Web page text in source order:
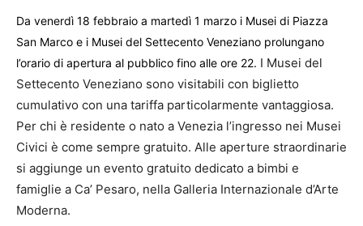
Da venerdì 18 febbraio a martedì 1 marzo i Musei di Piazza
San Marco e i Musei del Settecento Veneziano prolungano
l’orario di apertura al pubblico fino alle ore 22. I Musei del
Settecento Veneziano sono visitabili con biglietto
cumulativo con una tariffa particolarmente vantaggiosa.
Per chi è residente o nato a Venezia l’ingresso nei Musei
Civici è come sempre gratuito. Alle aperture straordinarie
si aggiunge un evento gratuito dedicato a bimbi e
famiglie a Ca’ Pesaro, nella Galleria Internazionale d’Arte
Moderna.